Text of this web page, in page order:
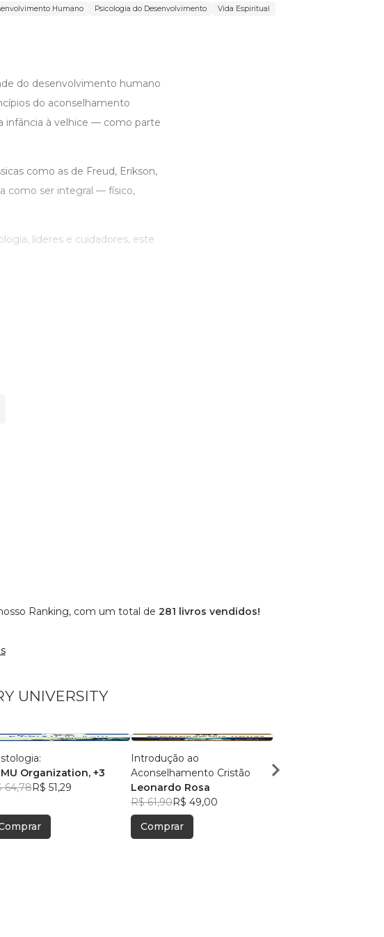
Humano Psicologia do Desenvolvimento Vida Espiritual
do desenvolvimento humano
do aconselhamento
infância à velhice — como parte
como as de Freud, Erikson,
como ser integral — físico,
líderes e cuidadores, este
Ranking, com um total de 281 livros vendidos!
UNIVERSITY
Organization, +3
64,78R$ 51,29
Introdução ao
Aconselhamento Cristão
Leonardo Rosa
R$ 61,90R$ 49,00
Comprar
FLMU Organization